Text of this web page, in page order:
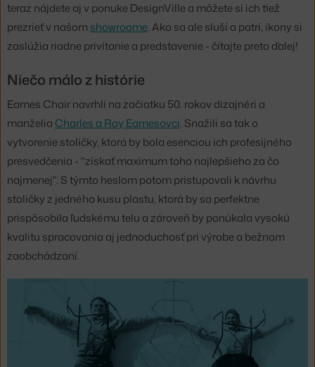
teraz nájdete aj v ponuke DesignVille a môžete si ich tiež
prezrieť v našomshowroome. Ako sa ale sluší a patrí, ikony si
zaslúžia riadne privítanie a predstavenie - čítajte preto ďalej!
Niečo málo z histórie
Eames Chair navrhli na začiatku 50. rokov dizajnéri a
manželia Charles a Ray Eamesovci. Snažili sa tak o
vytvorenie stoličky, ktorá by bola esenciou ich profesijného
presvedčenia - "získať maximum toho najlepšieho za čo
najmenej". S týmto heslom potom pristupovali k návrhu
stoličky z jedného kusu plastu, ktorá by sa perfektne
prispôsobila ľudskému telu a zároveň by ponúkala vysokú
kvalitu spracovania aj jednoduchosť pri výrobe a bežnom
zaobchádzaní.